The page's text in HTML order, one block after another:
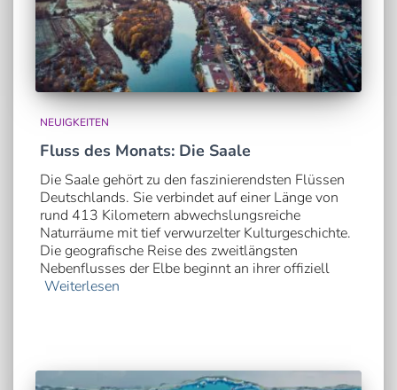
NEUIGKEITEN
Fluss des Monats: Die Saale
Die Saale gehört zu den faszinierendsten Flüssen
Deutschlands. Sie verbindet auf einer Länge von
rund 413 Kilometern abwechslungsreiche
Naturräume mit tief verwurzelter Kulturgeschichte.
Die geografische Reise des zweitlängsten
Nebenflusses der Elbe beginnt an ihrer offiziell
Weiterlesen